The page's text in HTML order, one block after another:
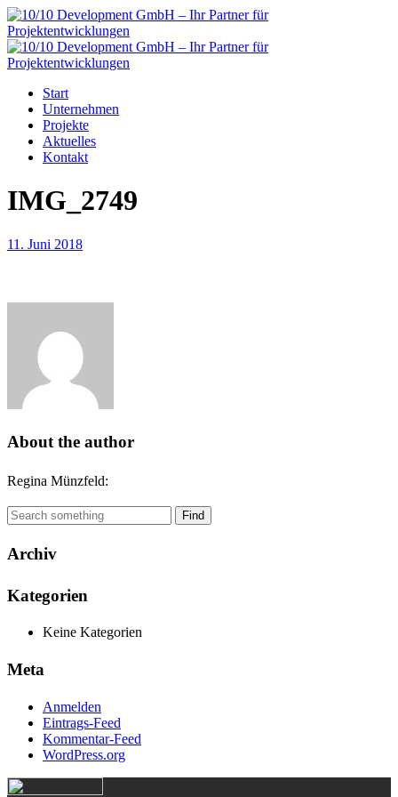
Start
Unternehmen
Projekte
Aktuelles
Kontakt
IMG_2749
11. Juni 2018
About the author
Regina Münzfeld:
Find
Archiv
Kategorien
Keine Kategorien
Meta
Anmelden
Eintrags-Feed
Kommentar-Feed
WordPress.org